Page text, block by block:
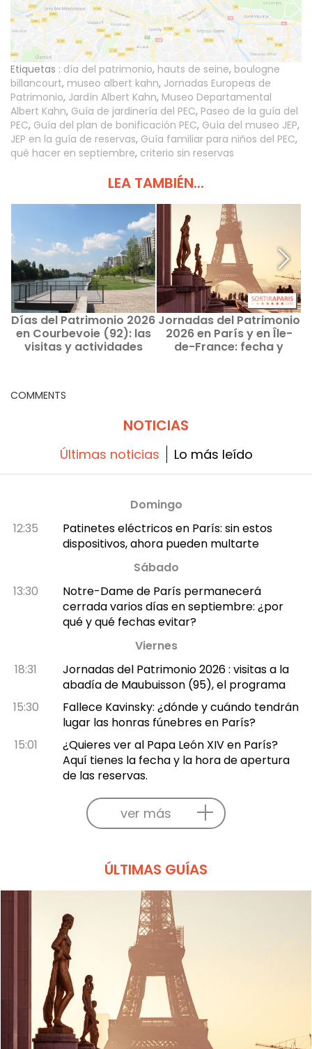
Etiquetas : día del patrimonio, hauts de seine, boulogne
billancourt, museo albert kahn, Jornadas Europeas de
Patrimonio, Jardín Albert Kahn, Museo Departamental
Albert Kahn, Guía de jardinería del PEC, Paseo de la guía del
PEC, Guía del plan de bonificación PEC, Guía del museo JEP,
JEP en la guía de reservas, Guía familiar para niños del PEC,
qué hacer en septiembre, criterio sin reservas
LEA TAMBIÉN...
Días del Patrimonio 2026
en Courbevoie (92): las
visitas y actividades
Jornadas del Patrimonio
2026 en París y en Île-
de-France: fecha y
COMMENTS
NOTICIAS
Últimas noticias Lo más leído
Domingo
12:35
Patinetes eléctricos en París: sin estos
dispositivos, ahora pueden multarte
Sábado
13:30
Notre-Dame de París permanecerá
cerrada varios días en septiembre: ¿por
qué y qué fechas evitar?
Viernes
18:31
Jornadas del Patrimonio 2026 : visitas a la
abadía de Maubuisson (95), el programa
15:30
Fallece Kavinsky: ¿dónde y cuándo tendrán
lugar las honras fúnebres en París?
15:01
¿Quieres ver al Papa León XIV en París?
Aquí tienes la fecha y la hora de apertura
de las reservas.
ver más
ÚLTIMAS GUÍAS